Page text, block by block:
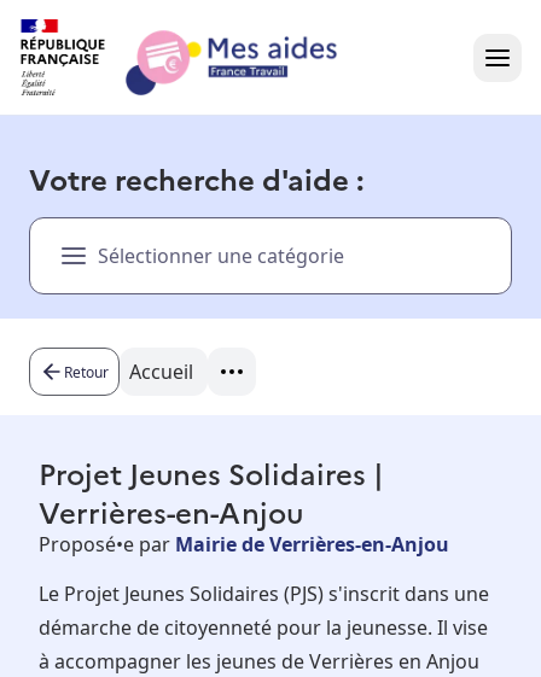
Présentation vidéo
Besoin d'aide ?
Votre recherche d'aide :
Sélectionner une catégorie
Retour Accueil
Projet Jeunes Solidaires |
Verrières-en-Anjou
Proposé•e par Mairie de Verrières-en-Anjou
Le Projet Jeunes Solidaires (PJS) s'inscrit dans une
démarche de citoyenneté pour la jeunesse. Il vise
à accompagner les jeunes de Verrières en Anjou